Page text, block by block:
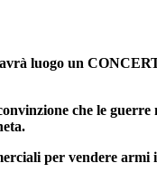
luogo un
che le guerre
per vendere